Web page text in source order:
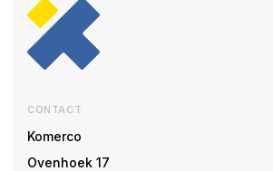
CONTACT
Komerco
Ovenhoek 17